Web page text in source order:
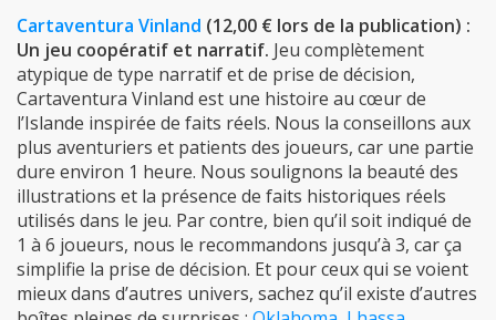
Un jeu coopératif et narratif.Jeu complètement
atypique de type narratif et de prise de décision,
Cartaventura Vinland est une histoire au cœur de
l’Islande inspirée de faits réels. Nous la conseillons aux
plus aventuriers et patients des joueurs, car une partie
dure environ 1 heure. Nous soulignons la beauté des
illustrations et la présence de faits historiques réels
utilisés dans le jeu. Par contre, bien qu’il soit indiqué de
1 à 6 joueurs, nous le recommandons jusqu’à 3, car ça
simplifie la prise de décision. Et pour ceux qui se voient
mieux dans d’autres univers, sachez qu’il existe d’autres
boîtes pleines de surprises : Oklahoma,Lhassa,
Versailles,Odyssée…